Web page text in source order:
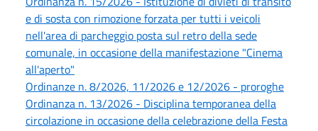
e di sosta con rimozione forzata per tutti i veicoli
nell'area di parcheggio posta sul retro della sede
comunale, in occasione della manifestazione "Cinema
all'aperto"
Ordinanze n. 8/2026, 11/2026 e 12/2026 - proroghe
Ordinanza n. 13/2026 - Disciplina temporanea della
circolazione in occasione della celebrazione della Festa